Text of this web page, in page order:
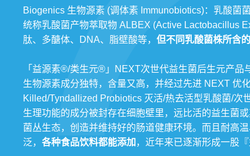
Biogenics 生物源素 (调体素 Immunobiotics)：乳酸菌
统称乳酸菌产物萃取物 ALBEX (Active Lactobacillus
肽、多醣体、DNA、脂壁酸等， 但不同乳酸菌株所含
「益源素®/类生元®」NEXT次世代益生菌后生元产
生物源素成分独特，含量又高，并经过先进 NEXT 优
Killed/Tyndallized Probiotics 灭活/热去活型乳酸菌/次
生理功能的成分被封存在细胞壁里，远比活的益生菌
菌丛生态，创造并维持好的肠道健康环境。而且耐高
泛， 各种食品饮料都能添加 ，近年来已逐渐形成一股